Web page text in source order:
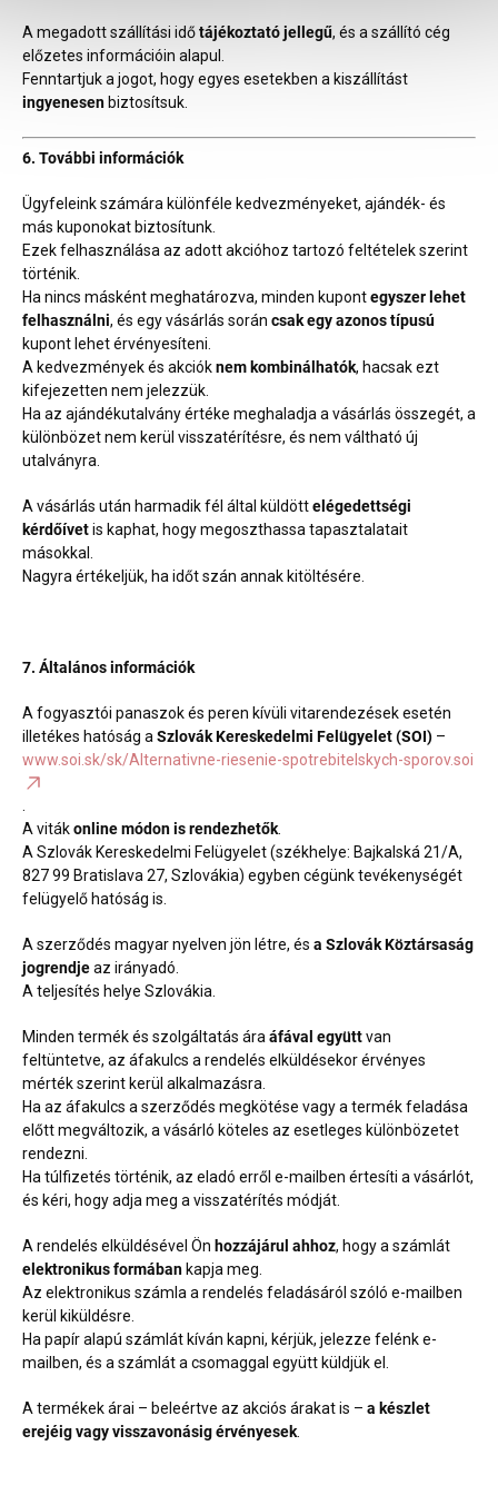
A megadott szállítási időtájékoztató jellegű, és a szállító cég
előzetes információin alapul.
Fenntartjuk a jogot, hogy egyes esetekben a kiszállítást
ingyenesen biztosítsuk.
6. További információk
Ügyfeleink számára különféle kedvezményeket, ajándék- és
más kuponokat biztosítunk.
Ezek felhasználása az adott akcióhoz tartozó feltételek szerint
történik.
Ha nincs másként meghatározva, minden kupontegyszer lehet
felhasználni, és egy vásárlás során csak egy azonos típusú
kupont lehet érvényesíteni.
A kedvezmények és akcióknem kombinálhatók, hacsak ezt
kifejezetten nem jelezzük.
Ha az ajándékutalvány értéke meghaladja a vásárlás összegét, a
különbözet nem kerül visszatérítésre, és nem váltható új
utalványra.
A vásárlás után harmadik fél által küldöttelégedettségi
kérdőívetis kaphat, hogy megoszthassa tapasztalatait
másokkal.
Nagyra értékeljük, ha időt szán annak kitöltésére.
7. Általános információk
A fogyasztói panaszok és peren kívüli vitarendezések esetén
illetékes hatóság a Szlovák Kereskedelmi Felügyelet (SOI) –
www.soi.sk/sk/Alternativne-riesenie-spotrebitelskych-sporov.soi
A vitákonline módon is rendezhetők
A Szlovák Kereskedelmi Felügyelet (székhelye: Bajkalská 21/A,
827 99 Bratislava 27, Szlovákia) egyben cégünk tevékenységét
felügyelő hatóság is.
A szerződés magyar nyelven jön létre, és a Szlovák Köztársaság
jogrendjeaz irányadó.
A teljesítés helye Szlovákia.
Minden termék és szolgáltatás ára áfával együttvan
feltüntetve, az áfakulcs a rendelés elküldésekor érvényes
mérték szerint kerül alkalmazásra.
Ha az áfakulcs a szerződés megkötése vagy a termék feladása
előtt megváltozik, a vásárló köteles az esetleges különbözetet
rendezni.
Ha túlfizetés történik, az eladó erről e-mailben értesíti a vásárlót,
és kéri, hogy adja meg a visszatérítés módját.
A rendelés elküldésével Ön hozzájárul ahhoz, hogy a számlát
elektronikus formában kapja meg.
Az elektronikus számla a rendelés feladásáról szóló e-mailben
kerül kiküldésre.
Ha papír alapú számlát kíván kapni, kérjük, jelezze felénk e-
mailben, és a számlát a csomaggal együtt küldjük el.
A termékek árai – beleértve az akciós árakat is – a készlet
erejéig vagy visszavonásig érvényesek